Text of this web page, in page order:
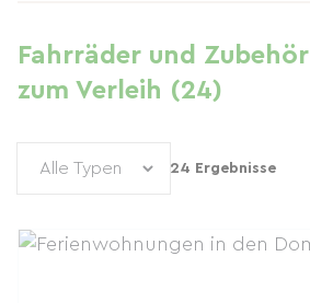
Fahrräder und Zubehör
zum Verleih (24)
24 Ergebnisse